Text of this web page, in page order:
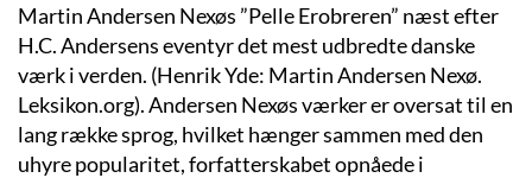
Martin Andersen Nexøs ”Pelle Erobreren” næst efter
H.C. Andersens eventyr det mest udbredte danske
værk i verden. (Henrik Yde: Martin Andersen Nexø.
Leksikon.org). Andersen Nexøs værker er oversat til en
lang række sprog, hvilket hænger sammen med den
uhyre popularitet, forfatterskabet opnåede i